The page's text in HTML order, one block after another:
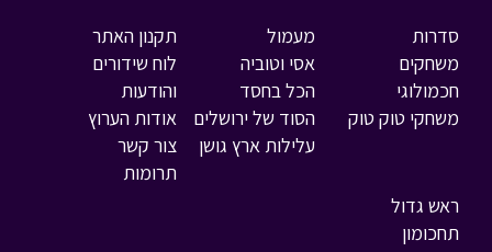
סדרות
משחקים
חכמולוגי
משחקי טוק טוק
מעמול
אסי וטוביה
הכל בחסד
הסוד של ירושלים
עלילות ארץ גושן
ראש גדול
תחכומון
תקנון האתר
לוח שידורים
והודעות
אודות הערוץ
צור קשר
תרומות